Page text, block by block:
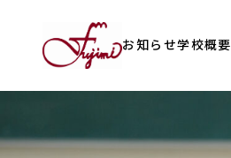
お知らせ学校概要